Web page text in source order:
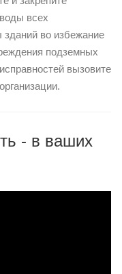
всех
во избежание
подземных
вызовите
- в ваших